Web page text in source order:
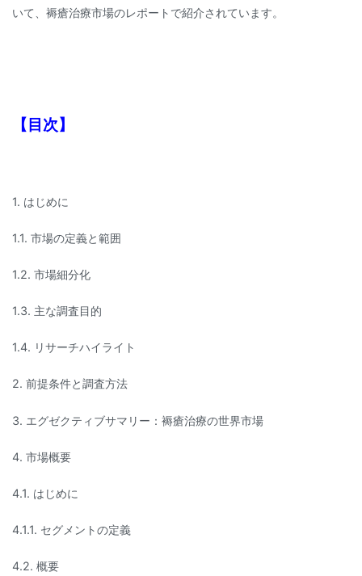
いて、褥瘡治療市場のレポートで紹介されています。
【目次】
1. はじめに
1.1. 市場の定義と範囲
1.2. 市場細分化
1.3. 主な調査目的
1.4. リサーチハイライト
2. 前提条件と調査方法
3. エグゼクティブサマリー：褥瘡治療の世界市場
4. 市場概要
4.1. はじめに
4.1.1. セグメントの定義
4.2. 概要